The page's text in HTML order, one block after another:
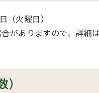
火曜日）
がありますので、詳細